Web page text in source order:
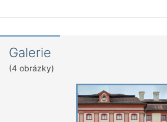
Galerie
(4 obrázky)